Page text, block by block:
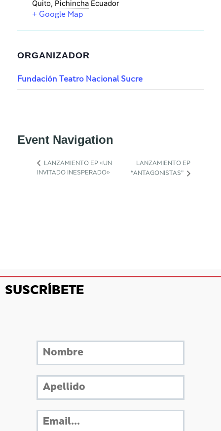
Quito, Pichincha Ecuador
+ Google Map
ORGANIZADOR
Fundación Teatro Nacional Sucre
Event Navigation
LANZAMIENTO EP «UN
INVITADO INESPERADO»
LANZAMIENTO EP
“ANTAGONISTAS”
SUSCRÍBETE